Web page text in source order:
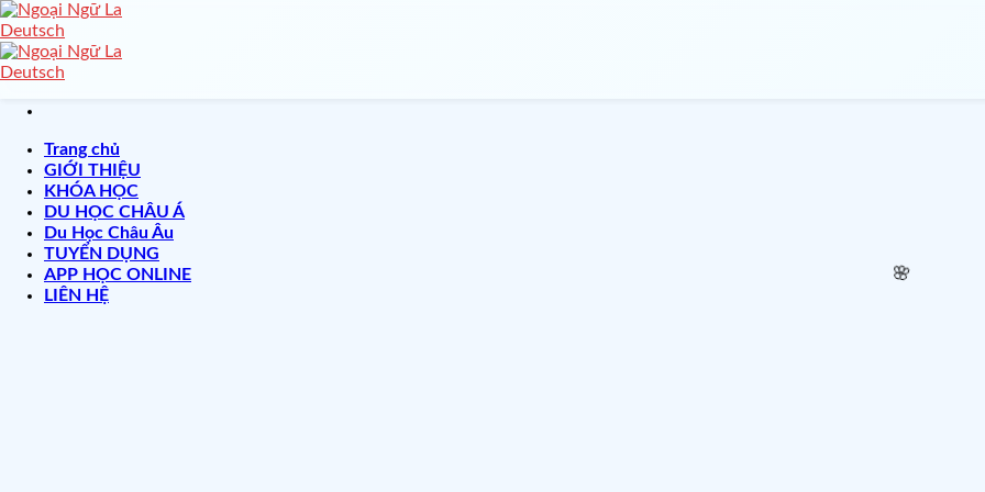
Skip
to
content
Trang chủ
GIỚI THIỆU
KHÓA HỌC
DU HỌC CHÂU Á
Du Học Châu Âu
TUYỂN DỤNG
APP HỌC ONLINE
LIÊN HỆ